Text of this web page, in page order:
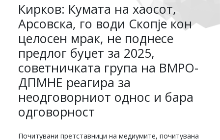
Кирков: Кумата на хаосот,
Арсовска, го води Скопје кон
целосен мрак, не поднесе
предлог буџет за 2025,
советничката група на ВМРО-
ДПМНЕ реагира за
неодговорниот однос и бара
одговорност
Почитувани претставници на медиумите, почитувана